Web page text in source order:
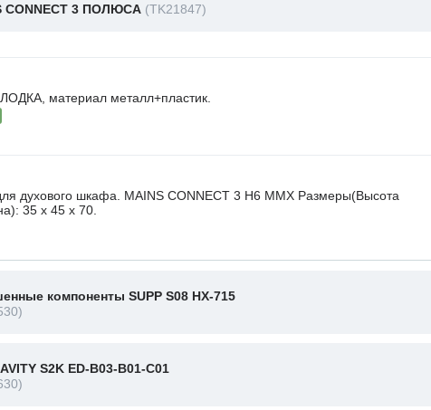
CONNECT 3 ПОЛЮСА (TK21847)
материал металл+пластик.
духового шкафа. MAINS CONNECT 3 H6 MMX Размеры(Высота
35 x 45 х 70.
компоненты SUPP S08 HX-715
S2K ED-B03-B01-C01